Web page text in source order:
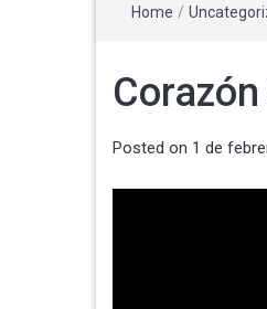
Home /
Posted on 1 de